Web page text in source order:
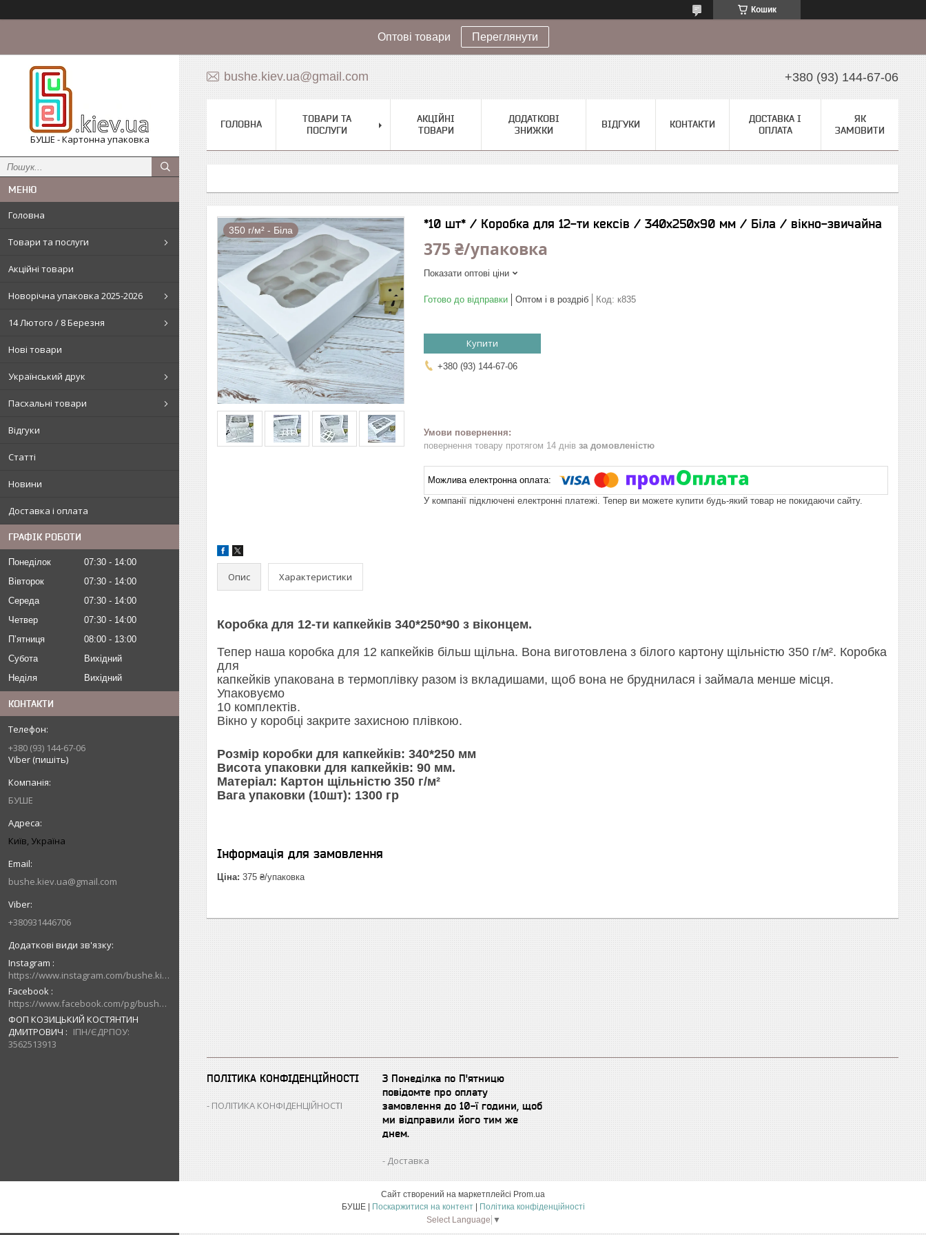
Кошик
Оптові товари Переглянути
БУШЕ - Картонна упаковка
Головна
Товари та послуги
Акційні товари
Новорічна упаковка 2025-2026
14 Лютого / 8 Березня
Нові товари
Український друк
Пасхальні товари
Відгуки
Статті
Новини
Доставка і оплата
ГРАФІК РОБОТИ
Понеділок 07:30
14:00
Вівторок
07:30
14:00
Середа
07:30
14:00
Четвер
07:30
14:00
Пʼятниця
08:00
13:00
Субота
Вихідний
Неділя
Вихідний
КОНТАКТИ
+380 (93) 144-67-06
Viber (пишіть)
БУШЕ
Київ, Україна
bushe.kiev.ua@gmail.com
+380931446706
Instagram
https://www.instagram.com/bushe.kiev.ua/
Facebook
https://www.facebook.com/pg/bushe.kiev.ua/posts/
ФОП КОЗИЦЬКИЙ КОСТЯНТИН
ДМИТРОВИЧ
ІПН/ЄДРПОУ:
3562513913
bushe.kiev.ua@gmail.com +380 (93) 144-67-06
ГОЛОВНА
ТОВАРИ ТА
ПОСЛУГИ
АКЦІЙНІ
ТОВАРИ
ДОДАТКОВІ
ЗНИЖКИ
ВІДГУКИ КОНТАКТИ
ДОСТАВКА І
ОПЛАТА
ЯК
ЗАМОВИТИ
350 г/м² - Біла *10 шт* / Коробка для 12-ти кексів / 340х250х90 мм / Біла / вікно-звичайна
375 ₴/упаковка
Показати оптові ціни
Готово до відправки Оптом і в роздріб Код: к835
Купити
+380 (93) 144-67-06
повернення товару протягом 14 днів за домовленістю
У компанії підключені електронні платежі. Тепер ви можете купити будь-який товар не покидаючи сайту.
Опис Характеристики
Коробка для 12-ти капкейків 340*250*90 з віконцем.
Тепер наша коробка для 12 капкейків більш щільна. Вона виготовлена з білого картону щільністю 350 г/м². Коробка
для
капкейків упакована в термоплівку разом із вкладишами, щоб вона не бруднилася і займала менше місця.
Упаковуємо
10 комплектів.
Вікно у коробці закрите захисною плівкою.
Розмір коробки для капкейків: 340*250 мм
Висота упаковки для капкейків: 90 мм.
Матеріал: Картон щільністю 350 г/м²
Вага упаковки (10шт): 1300 гр
Інформація для замовлення
Ціна: 375 ₴/упаковка
ПОЛІТИКА КОНФІДЕНЦІЙНОСТІ
ПОЛІТИКА КОНФІДЕНЦІЙНОСТІ
З Понеділка по П'ятницю
повідомте про оплату
замовлення до 10-ї години, щоб
ми відправили його тим же
днем.
Доставка
Сайт створений на маркетплейсі Prom.ua
Поскаржитися на контент
Політика конфіденційності
Select Language ▼